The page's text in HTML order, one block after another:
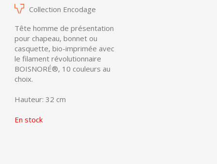
Collection Encodage
Tête homme de présentation
pour chapeau, bonnet ou
casquette, bio-imprimée avec
le filament révolutionnaire
BOISNORÉ®, 10 couleurs au
choix.
Hauteur: 32 cm
En stock